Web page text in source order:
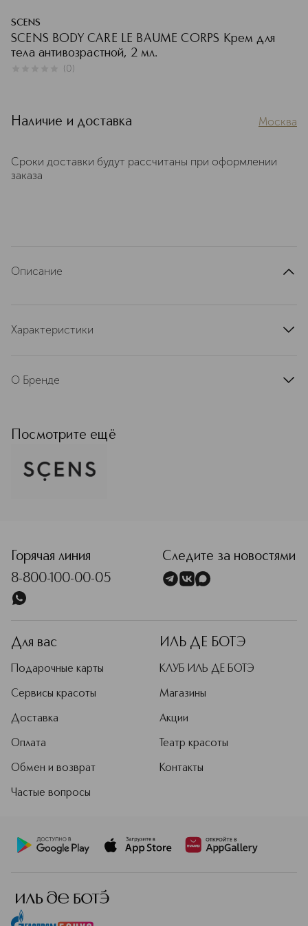
SCENS
SCENS BODY CARE LE BAUME CORPS Крем для
тела антивозрастной, 2 мл.
(0)
Наличие и доставка Москва
Сроки доставки будут рассчитаны при оформлении
заказа
Описание
Характеристики
О Бренде
косметики. Он создан в 2015 году
Стивеном Буллоном, экспертом с
отвечает самым высоким
требованиям с точки зрения
красоты и здоровья. Все продукты
оказывают омолаживающее
действие, но и необходимы для
предотвращения и замедления
процесса старения клеток кожи,
поэтому их уход подходит для
Подробнее
Посмотрите ещё
Горячая линия
8-800-100-00-05
Следите за новостями
Для вас
Подарочные карты
Сервисы красоты
Доставка
Оплата
Обмен и возврат
Частые вопросы
ИЛЬ ДЕ БОТЭ
КЛУБ ИЛЬ ДЕ БОТЭ
Магазины
Акции
Театр красоты
Контакты